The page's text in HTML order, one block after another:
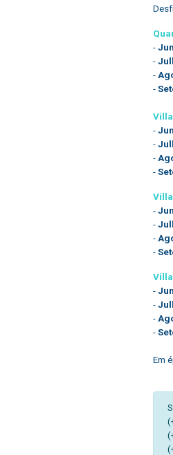
-
-
-
-
-
-
-
-
-
-
-
-
-
-
-
-
Em